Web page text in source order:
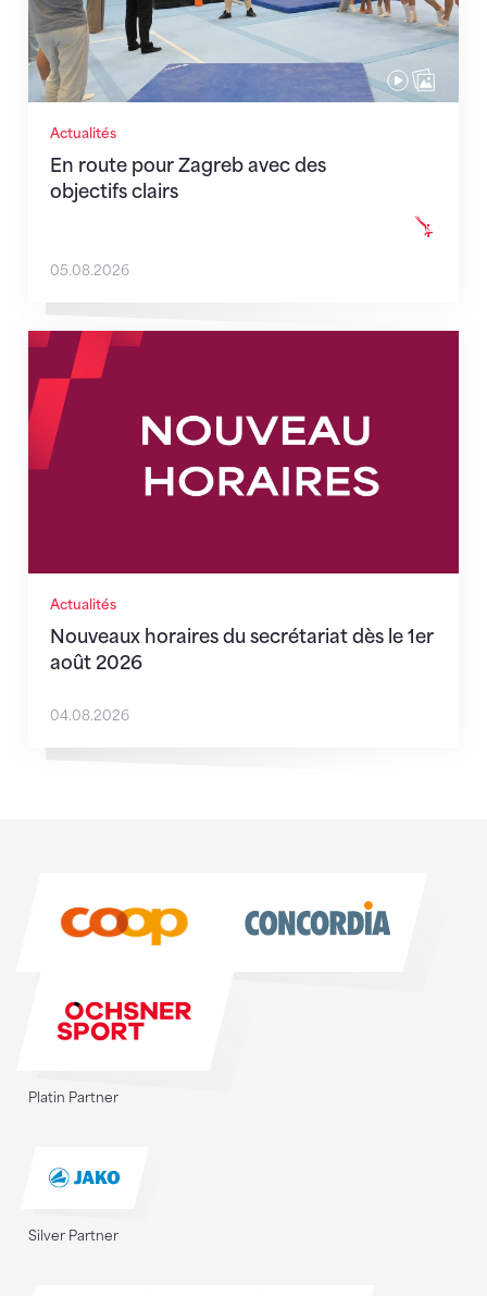
Actualités
En route pour Zagreb avec des
objectifs clairs
05.08.2026
Actualités
Nouveaux horaires du secrétariat dès le 1er
août 2026
Nouveaux horaires du secrétariat dès le 1er août
04.08.2026
Platin Partner
Silver Partner